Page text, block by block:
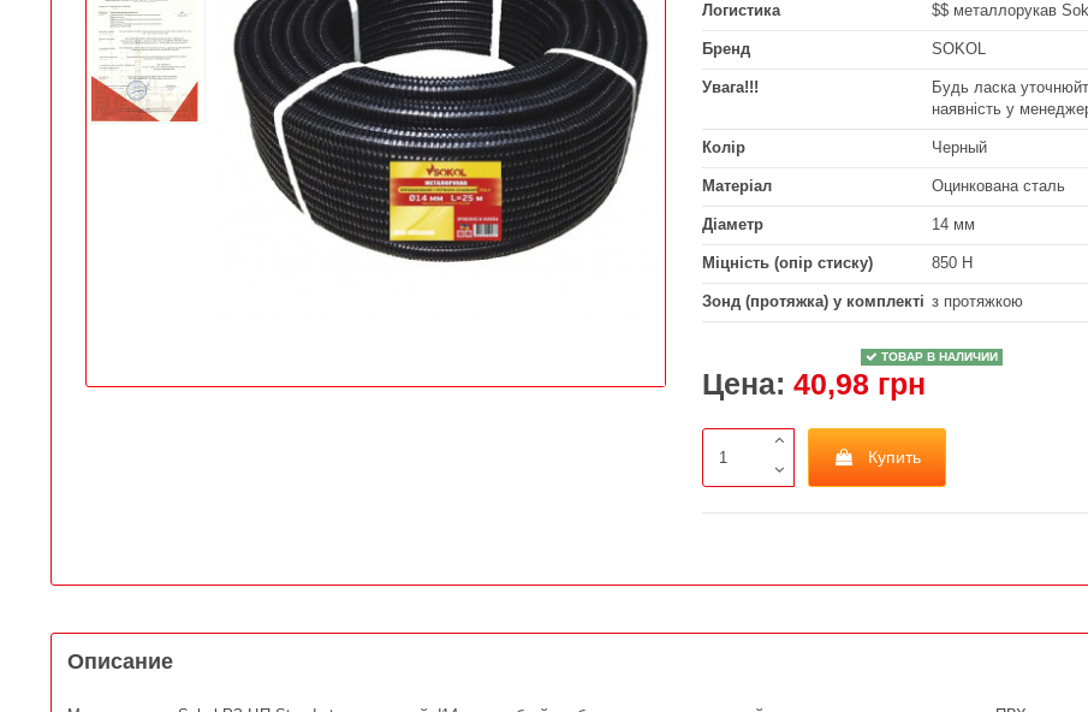
Логистика $$ металлорукав
Бренд SOKOL
Увага!!!
Будь ласка
наявність у
Колір Черный
Матеріал Оцинкована сталь
Діаметр 14 мм
Міцність (опір стиску) 850 Н
Зонд (протяжка) у комплекті з протяжкою
ТОВАР В НАЛИЧИИ
Цена: 40,98 грн
Купить
Описание